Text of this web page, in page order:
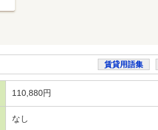
賃貸用語集
110,880円
なし